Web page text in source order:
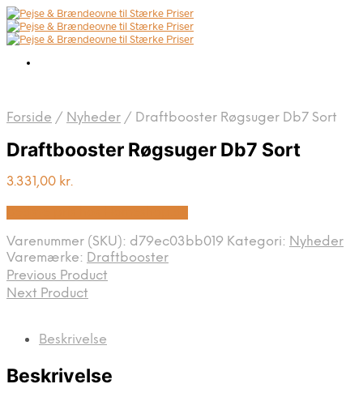
Forside / Nyheder / Draftbooster Røgsuger Db7 Sort
Draftbooster Røgsuger Db7 Sort
3.331,00 kr.
Varenummer (SKU): d79ec03bb019 Kategori: Nyheder
Varemærke: Draftbooster
Previous Product
Next Product
Beskrivelse
Beskrivelse